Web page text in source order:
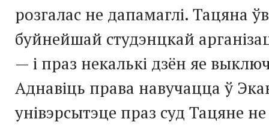
розгалас не дапамаглі. Тацяна
буйнейшай студэнцкай
— і праз некалькі дзён яе
Аднавіць права навучацца ў
унівэрсытэце праз суд Тацяне